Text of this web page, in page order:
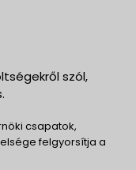
szól,
csapatok,
felgyorsítja a